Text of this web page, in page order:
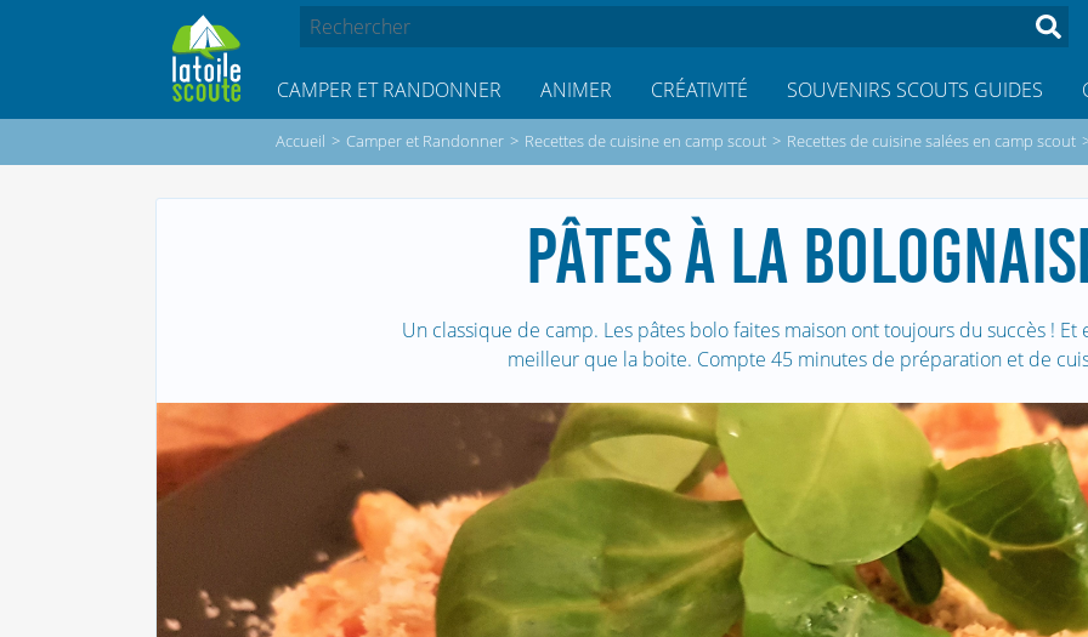
CAMPER ET RANDONNER ANIMER CRÉATIVITÉ SOUVENIRS SCOUTS GUIDES
Accueil > Camper et Randonner > Recettes de cuisine en camp scout > Recettes de cuisine salées en camp scout
PÂTES À LA
Un classique de camp. Les pâtes bolo faites maison ont toujours du succès ! Et
meilleur que la boite. Compte 45 minutes de préparation et de